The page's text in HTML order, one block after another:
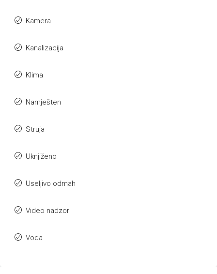
Kamera
Kanalizacija
Klima
Namješten
Struja
Uknjiženo
Useljivo odmah
Video nadzor
Voda